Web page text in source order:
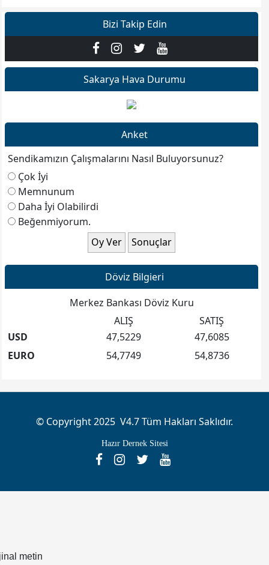
Bizi Takip Edin
Sakarya Hava Durumu
Anket
Sendikamızın Çalışmalarını Nasıl Buluyorsunuz?
Çok İyi
Memnunum
Daha İyi Olabilirdi
Beğenmiyorum.
Döviz Bilgieri
Merkez Bankası Döviz Kuru
ALIŞ
SATIŞ
USD
47,5229
47,6085
EURO
54,7749 54,8736
© Copyright 2025 V4.7 Tüm Hakları Saklıdır.
Hazır Dernek Sitesi
metin